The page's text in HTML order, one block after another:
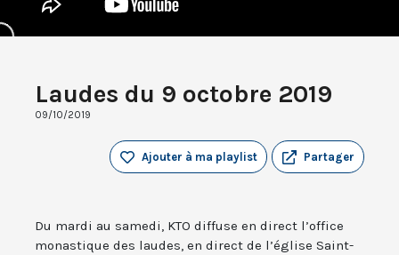
Laudes du 9 octobre 2019
09/10/2019
Partager
Ajouter à ma playlist
Du mardi au samedi, KTO diffuse en direct l’office
monastique des laudes, en direct de l’église Saint-